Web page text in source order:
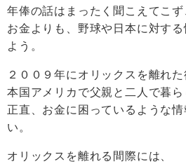
年俸の話はまったく聞こえてこず
お金よりも、野球や日本に対す
よう。
２００９年にオリックスを離れた
本国アメリカで父親と二人で暮ら
正直、お金に困っているような
い。
オリックスを離れる間際には、